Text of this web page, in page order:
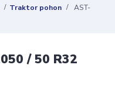
Traktor pohon
AST-
/ 50 R32